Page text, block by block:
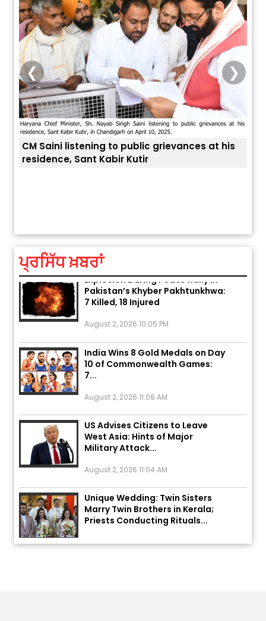
CM Saini listening to public grievances at his
residence, Sant Kabir Kutir
❮ ❯
ਪ੍ਰਸਿੱਧ ਖ਼ਬਰਾਂExplosion During Peace Rally in
Pakistan’s Khyber Pakhtunkhwa:
7 Killed, 18 Injured
India Wins 8 Gold Medals on Day
10 of Commonwealth Games:
7...
US Advises Citizens to Leave
West Asia: Hints of Major
Military Attack...
Unique Wedding: Twin Sisters
Marry Twin Brothers in Kerala;
Priests Conducting Rituals...